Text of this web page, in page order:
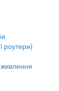
роутери)